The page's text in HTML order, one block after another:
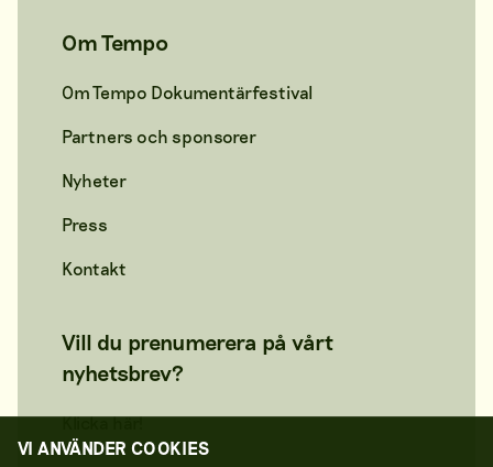
Om Tempo
Om Tempo Dokumentärfestival
Partners och sponsorer
Nyheter
Press
Kontakt
Vill du prenumerera på vårt
nyhetsbrev?
Klicka här!
VI ANVÄNDER COOKIES